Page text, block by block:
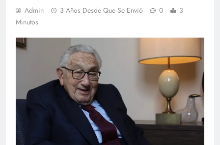
Admin 3 Años Desde Que Se Envió 0
3
Minutos